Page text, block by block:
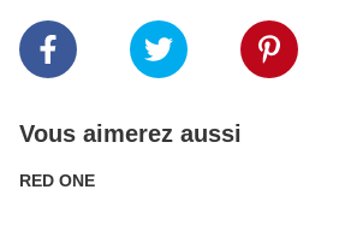
Vous aimerez aussi
RED ONE